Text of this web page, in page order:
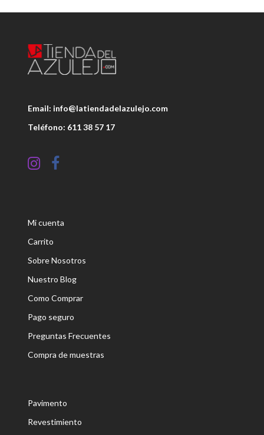
Email: info@latiendadelazulejo.com
Teléfono: 611 38 57 17
Mi cuenta
Carrito
Sobre Nosotros
Nuestro Blog
Como Comprar
Pago seguro
Preguntas Frecuentes
Compra de muestras
Pavimento
Revestimiento